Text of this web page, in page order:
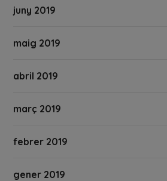
juny 2019
maig 2019
abril 2019
març 2019
febrer 2019
gener 2019